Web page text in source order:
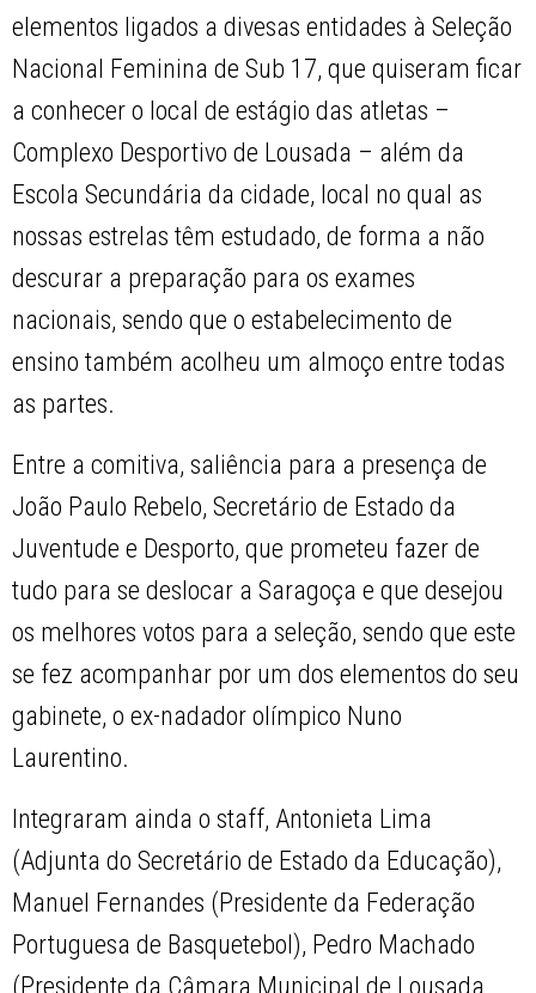
elementos ligados a divesas entidades à Seleção
Nacional Feminina de Sub 17, que quiseram ficar
a conhecer o local de estágio das atletas –
Complexo Desportivo de Lousada – além da
Escola Secundária da cidade, local no qual as
nossas estrelas têm estudado, de forma a não
descurar a preparação para os exames
nacionais, sendo que o estabelecimento de
ensino também acolheu um almoço entre todas
as partes.
Entre a comitiva, saliência para a presença de
João Paulo Rebelo, Secretário de Estado da
Juventude e Desporto, que prometeu fazer de
tudo para se deslocar a Saragoça e que desejou
os melhores votos para a seleção, sendo que este
se fez acompanhar por um dos elementos do seu
gabinete, o ex-nadador olímpico Nuno
Laurentino.
Integraram ainda o staff, Antonieta Lima
(Adjunta do Secretário de Estado da Educação),
Manuel Fernandes (Presidente da Federação
Portuguesa de Basquetebol), Pedro Machado
(Presidente da Câmara Municipal de Lousada,